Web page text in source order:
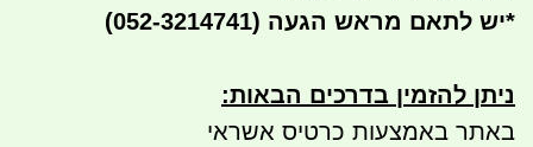
*יש לתאם מראש הגעה (052-3214741)
ניתן להזמין בדרכים הבאות:
באתר באמצעות כרטיס אשראי